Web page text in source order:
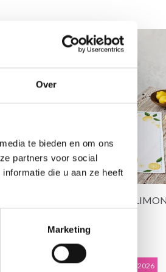
Over
te bieden en om ons
partners voor social
die u aan ze heeft
Marketing
20% korting
BORDUURPAKKET
EUR 24.90
Aanbieding verloopt 12/08/2026